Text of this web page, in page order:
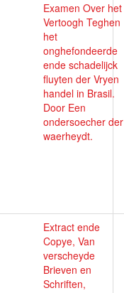
Examen Over het
Vertoogh Teghen
het
onghefondeerde
ende schadelijck
fluyten der Vryen
handel in Brasil.
Door Een
ondersoecher der
waerheydt.
Extract ende
Copye, Van
verscheyde
Brieven en
Schriften,